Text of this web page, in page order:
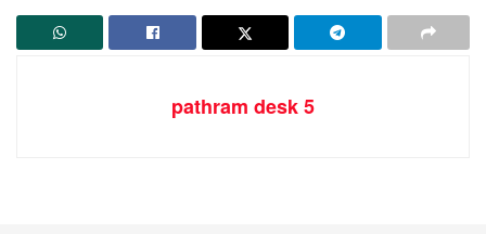
pathram desk 5